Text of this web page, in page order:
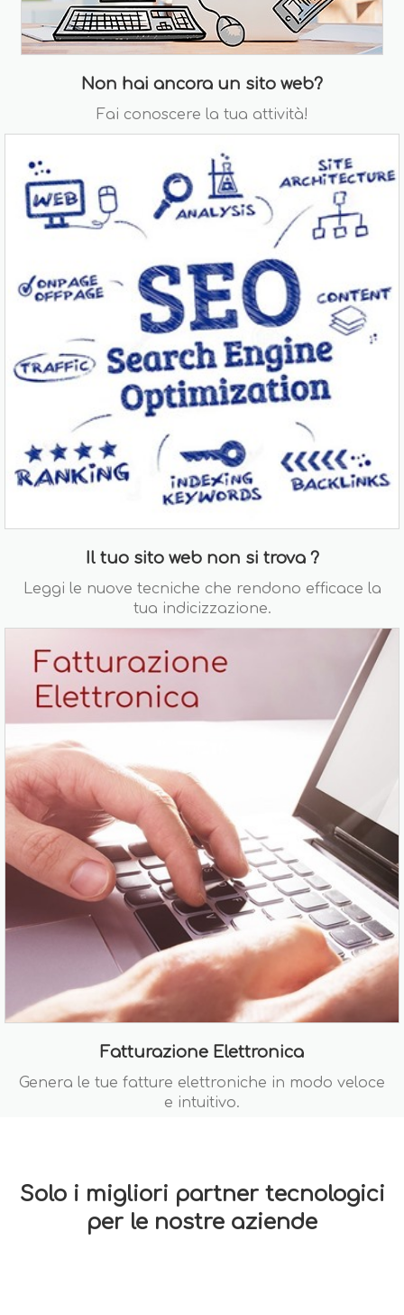
Non hai ancora un sito web?
Fai conoscere la tua attività!
Il tuo sito web non si trova ?
Leggi le nuove tecniche che rendono efficace la
tua indicizzazione.
Fatturazione Elettronica
Genera le tue fatture elettroniche in modo veloce
e intuitivo.
Solo i migliori partner tecnologici
per le nostre aziende